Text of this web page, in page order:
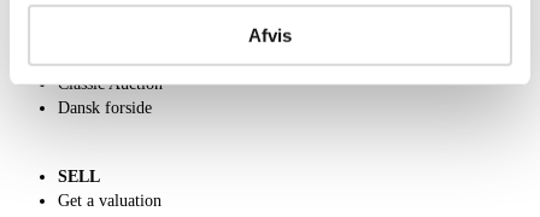
Afvis
Contact and Opening Hours
Charity
Classic Auction
Dansk forside
SELL
Get a valuation